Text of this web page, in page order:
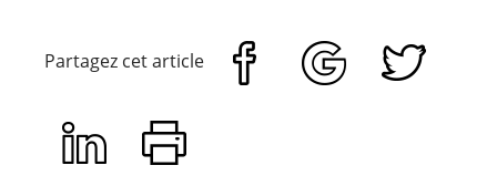
Partagez cet article